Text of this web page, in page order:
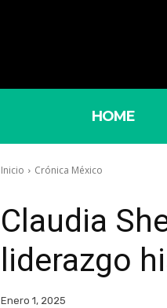
HOME
Inicio Crónica México
Claudia
liderazgo
Enero 1, 2025